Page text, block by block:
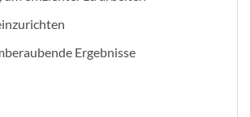
Ergebnisse